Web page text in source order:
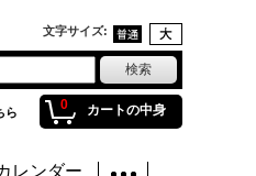
文字サイズ:
0 カートの中身
ら
レンダー